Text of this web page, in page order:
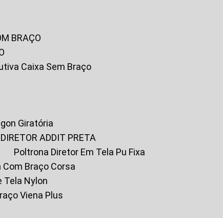
BRAÇO
Caixa Sem Braço
Giratória
DIRETOR ADDIT PRETA
Poltrona Diretor Em Tela Pu Fixa
Com Braço Corsa
Tela Nylon
Viena Plus